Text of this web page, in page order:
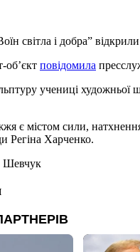
світла і добра”
об’єкт повідомила
учениці художньої
є містом сили,
Регіна Харченко.
Шевчук